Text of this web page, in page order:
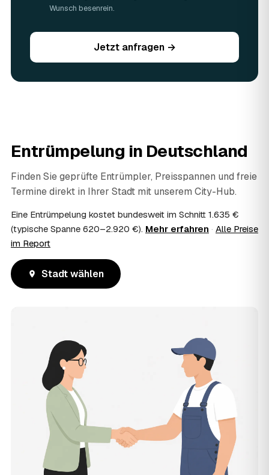
Wunsch besenrein.
Jetzt anfragen →
Entrümpelung in Deutschland
Finden Sie geprüfte Entrümpler, Preisspannen und freie
Termine direkt in Ihrer Stadt mit unserem City-Hub.
Eine Entrümpelung kostet bundesweit im Schnitt 1.635 €
(typische Spanne 620–2.920 €). Mehr erfahren · Alle Preise
im Report
Stadt wählen